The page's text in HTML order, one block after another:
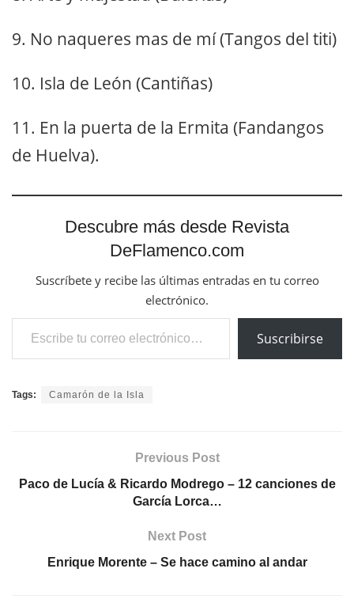
9. No naqueres mas de mí (Tangos del titi)
10. Isla de León (Cantiñas)
11. En la puerta de la Ermita (Fandangos
de Huelva).
Descubre más desde Revista
DeFlamenco.com
Suscríbete y recibe las últimas entradas en tu correo
electrónico.
Escribe tu correo electrónico…
Suscribirse
Tags: Camarón de la Isla
Previous Post
Paco de Lucía & Ricardo Modrego – 12 canciones de
García Lorca…
Next Post
Enrique Morente – Se hace camino al andar